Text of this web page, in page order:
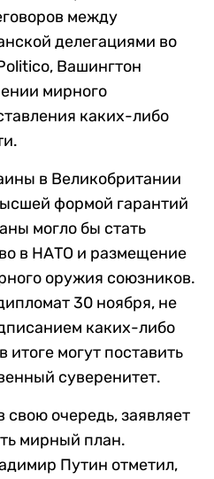
между
делегациями во
Вашингтон
мирного
каких-либо
в Великобритании
формой гарантий
могло бы стать
в НАТО и размещение
оружия союзников.
30 ноября, не
каких-либо
итоге могут поставить
суверенитет.
свою очередь, заявляет
мирный план.
Путин отметил,